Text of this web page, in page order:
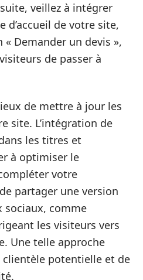
veillez à intégrer
d’accueil de votre site,
« Demander un devis »,
de passer à
de mettre à jour les
site. L’intégration de
les titres et
à optimiser le
votre
partager une version
sociaux, comme
les visiteurs vers
Une telle approche
clientèle potentielle et de